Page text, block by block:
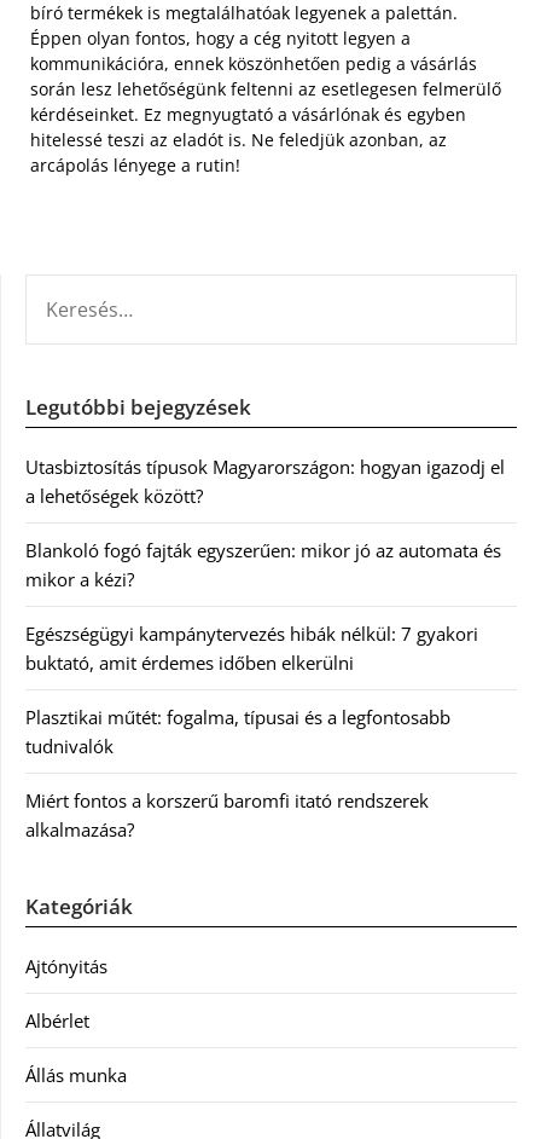
bíró termékek is megtalálhatóak legyenek a palettán.
Éppen olyan fontos, hogy a cég nyitott legyen a
kommunikációra, ennek köszönhetően pedig a vásárlás
során lesz lehetőségünk feltenni az esetlegesen felmerülő
kérdéseinket. Ez megnyugtató a vásárlónak és egyben
hitelessé teszi az eladót is. Ne feledjük azonban, az
arcápolás lényege a rutin!
Legutóbbi bejegyzések
Utasbiztosítás típusok Magyarországon: hogyan igazodj el
a lehetőségek között?
Blankoló fogó fajták egyszerűen: mikor jó az automata és
mikor a kézi?
Egészségügyi kampánytervezés hibák nélkül: 7 gyakori
buktató, amit érdemes időben elkerülni
Plasztikai műtét: fogalma, típusai és a legfontosabb
tudnivalók
Miért fontos a korszerű baromfi itató rendszerek
alkalmazása?
Kategóriák
Ajtónyitás
Albérlet
Állás munka
Állatvilág